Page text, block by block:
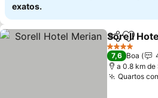
exatos.
Partilhar
Sorell
4 Estrelas
7,6 Boa
a 0.8 km de
Quartos